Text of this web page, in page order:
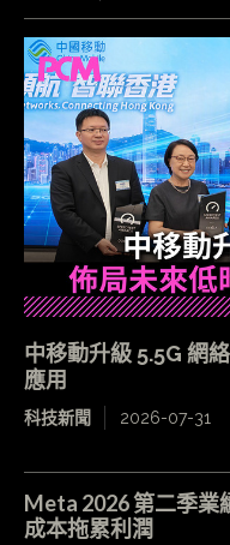
中移動升級 5.5G 網
應用
科技新聞 2026-07-31
Meta 2026 第二季
成本拖累利潤